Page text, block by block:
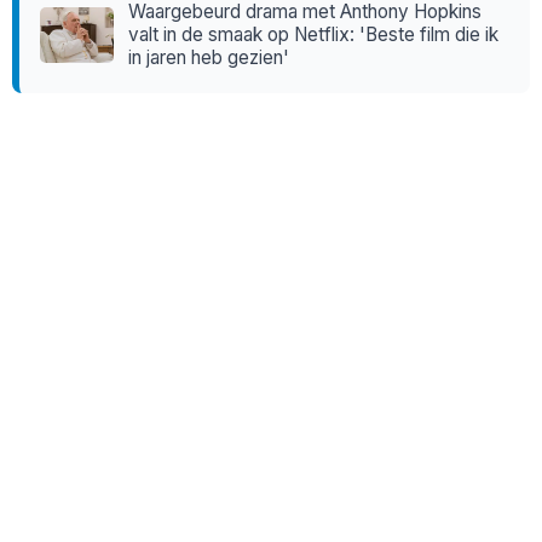
Waargebeurd drama met Anthony Hopkins
valt in de smaak op Netflix: 'Beste film die ik
in jaren heb gezien'